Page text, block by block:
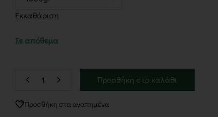
Εκκαθάριση
Σε απόθεμα
Προσθήκη στο καλάθι
Προσθήκη στα αγαπημένα